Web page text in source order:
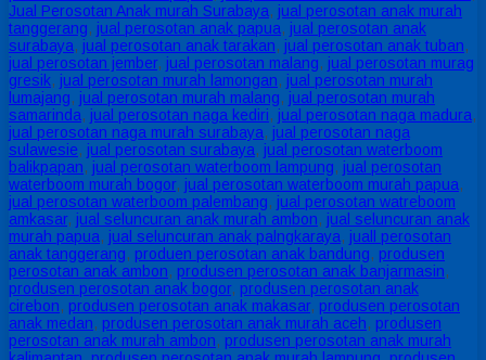
Jual Perosotan Anak murah Surabaya, jual perosotan anak murah
tanggerang, jual perosotan anak papua, jual perosotan anak
surabaya, jual perosotan anak tarakan, jual perosotan anak tuban,
jual perosotan jember, jual perosotan malang, jual perosotan murag
gresik, jual perosotan murah lamongan, jual perosotan murah
lumajang, jual perosotan murah malang, jual perosotan murah
samarinda, jual perosotan naga kediri, jual perosotan naga madura,
jual perosotan naga murah surabaya, jual perosotan naga
sulawesie, jual perosotan surabaya, jual perosotan waterboom
balikpapan, jual perosotan waterboom lampung, jual perosotan
waterboom murah bogor, jual perosotan waterboom murah papua,
jual perosotan waterboom palembang, jual perosotan watreboom
amkasar, jual seluncuran anak murah ambon, jual seluncuran anak
murah papua, jual seluncuran anak palngkaraya, juall perosotan
anak tanggerang, produen perosotan anak bandung, produsen
perosotan anak ambon, produsen perosotan anak banjarmasin,
produsen perosotan anak bogor, produsen perosotan anak
cirebon, produsen perosotan anak makasar, produsen perosotan
anak medan, produsen perosotan anak murah aceh, produsen
perosotan anak murah ambon, produsen perosotan anak murah